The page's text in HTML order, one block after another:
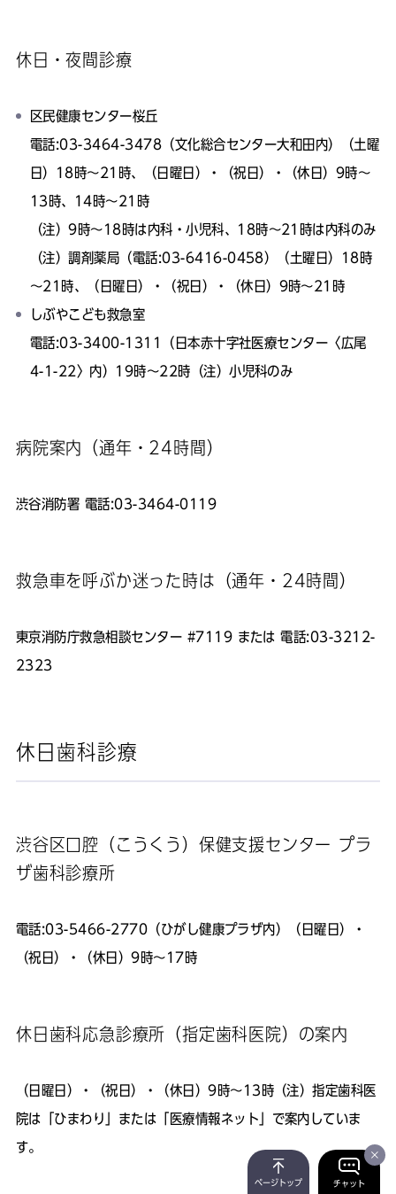
休日・夜間診療
区民健康センター桜丘
電話:03-3464-3478（文化総合センター大和田内）（土曜
日）18時～21時、（日曜日）・（祝日）・（休日）9時～
13時、14時～21時
（注）9時～18時は内科・小児科、18時～21時は内科のみ
（注）調剤薬局（電話:03-6416-0458）（土曜日）18時
～21時、（日曜日）・（祝日）・（休日）9時～21時
しぶやこども救急室
電話:03-3400-1311（日本赤十字社医療センター〈広尾
4-1-22〉内）19時～22時（注）小児科のみ
病院案内（通年・24時間）
渋谷消防署 電話:03-3464-0119
救急車を呼ぶか迷った時は（通年・24時間）
東京消防庁救急相談センター #7119 または 電話:03-3212-
2323
休日歯科診療
渋谷区口腔（こうくう）保健支援センター プラ
ザ歯科診療所
電話:03-5466-2770（ひがし健康プラザ内）（日曜日）・
（祝日）・（休日）9時～17時
休日歯科応急診療所（指定歯科医院）の案内
（日曜日）・（祝日）・（休日）9時～13時（注）指定歯科医
院は「ひまわり」または「医療情報ネット」で案内していま
す。
ページトップ